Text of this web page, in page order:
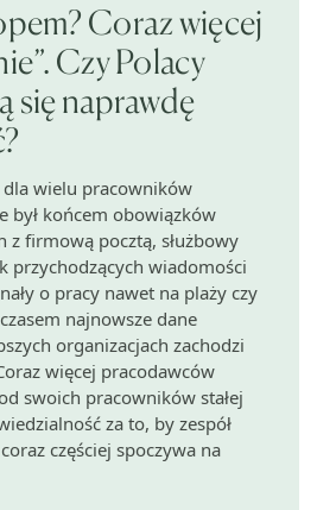
Coraz więcej
Czy Polacy
się naprawdę
dla wielu pracowników
był końcem obowiązków
z firmową pocztą, służbowy
przychodzących wiadomości
o pracy nawet na plaży czy
najnowsze dane
organizacjach zachodzi
więcej pracodawców
swoich pracowników stałej
za to, by zespół
częściej spoczywa na